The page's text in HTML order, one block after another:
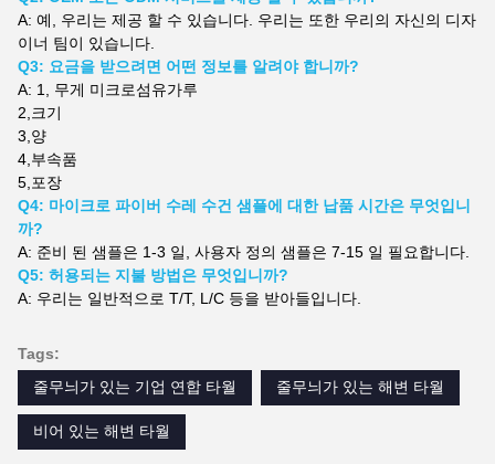
A: 예, 우리는 제공 할 수 있습니다. 우리는 또한 우리의 자신의 디자
이너 팀이 있습니다.
Q3: 요금을 받으려면 어떤 정보를 알려야 합니까?
A: 1, 무게 미크로섬유가루
2, 크기
3, 양
4, 부속품
5, 포장
Q4: 마이크로 파이버 수레 수건 샘플에 대한 납품 시간은 무엇입니
까?
A: 준비 된 샘플은 1-3 일, 사용자 정의 샘플은 7-15 일 필요합니다.
Q5: 허용되는 지불 방법은 무엇입니까?
A: 우리는 일반적으로 T/T, L/C 등을 받아들입니다.
Tags:
줄무늬가 있는 기업 연합 타월
줄무늬가 있는 해변 타월
비어 있는 해변 타월